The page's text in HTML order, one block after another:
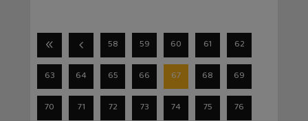
58 59 60 61 62
63 64 65 66 67 68 69
70 71 72 73 74 75 76